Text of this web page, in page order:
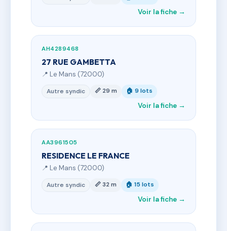
Voir la fiche →
AH4289468
27 RUE GAMBETTA
📍 Le Mans (72000)
Autre syndic 📏 29 m 🏠 9 lots
Voir la fiche →
AA3961505
RESIDENCE LE FRANCE
📍 Le Mans (72000)
Autre syndic 📏 32 m 🏠 15 lots
Voir la fiche →